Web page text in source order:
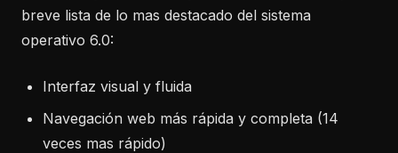
breve lista de lo mas destacado del sistema
operativo 6.0:
Interfaz visual y fluida
Navegación web más rápida y completa (14
veces mas rápido)